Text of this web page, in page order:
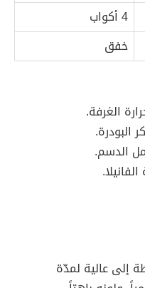
4 أكواب
خفق
الغرفة.
البودرة.
الدسم.
إلى عالية لمدّة